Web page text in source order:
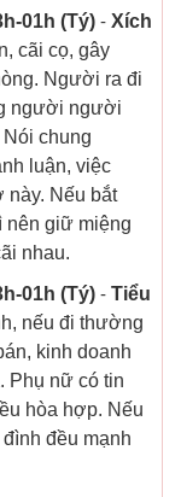
01h (Tý) - Xích
cãi cọ, gây
Người ra đi
người người
chung
luận, việc
Nếu bắt
nên giữ miệng
nhau.
01h (Tý) - Tiểu
nếu đi thường
kinh doanh
Phụ nữ có tin
hòa hợp. Nếu
đều mạnh